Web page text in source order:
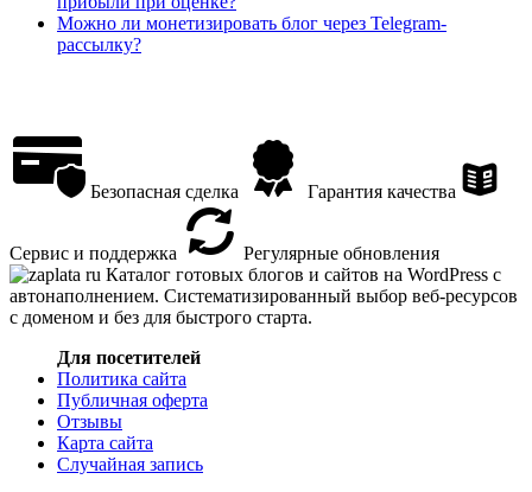
Можно ли монетизировать блог через Telegram-
рассылку?
Безопасная сделка Гарантия качества
Сервис и поддержка
Регулярные обновления
Каталог готовых блогов и сайтов на WordPress с
автонаполнением. Систематизированный выбор веб-ресурсов
с доменом и без для быстрого старта.
Для посетителей
Политика сайта
Публичная оферта
Отзывы
Карта сайта
Случайная запись